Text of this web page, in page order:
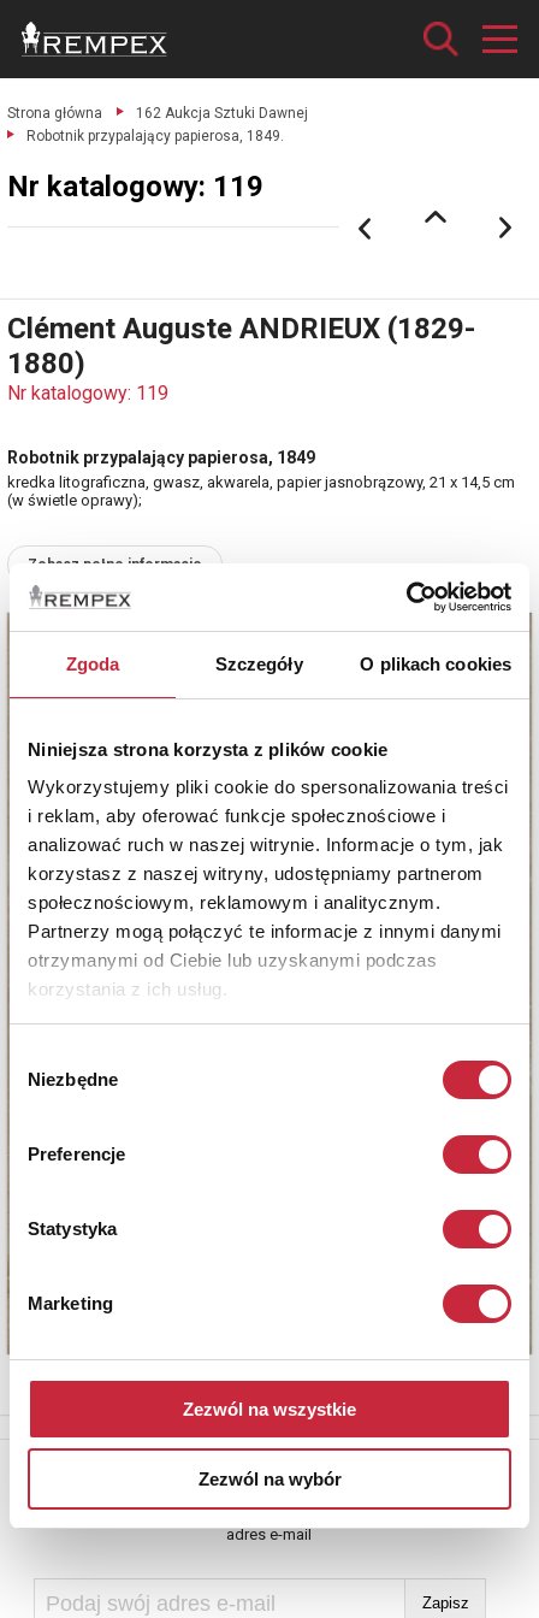
Zgoda Szczegóły O plikach cookies
Niniejsza strona korzysta z plików cookie
Wykorzystujemy pliki cookie do spersonalizowania treści
i reklam, aby oferować funkcje społecznościowe i
analizować ruch w naszej witrynie. Informacje o tym, jak
korzystasz z naszej witryny, udostępniamy partnerom
społecznościowym, reklamowym i analitycznym.
Partnerzy mogą połączyć te informacje z innymi danymi
otrzymanymi od Ciebie lub uzyskanymi podczas
korzystania z ich usług.
zgody
Niezbędne
Preferencje
Statystyka
Marketing
Zezwól na wszystkie
Zezwól na wybór
Strona główna
162 Aukcja Sztuki Dawnej
Robotnik przypalający papierosa, 1849.
Nr katalogowy: 119
Clément Auguste ANDRIEUX (1829-
1880)
Nr katalogowy: 119
Robotnik przypalający papierosa, 1849
kredka litograficzna, gwasz, akwarela, papier jasnobrązowy, 21 x 14,5 cm
(w świetle oprawy);
Zobacz pełne informacje
Newsletter
Aby otrzymywać informacje o nowych aukcjach, prosimy podać
adres e-mail